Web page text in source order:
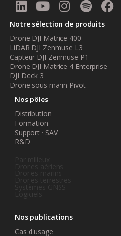
Notre sélection de produits
Drone DJI Matrice 400
LiDAR DJI Zenmuse L3
Capteur DJI Zenmuse P1
Drone DJI Matrice 4 Enterprise
DJI Dock 3
Drone sous marin Pivot
Nos pôles
Distribution
Formation
Support · SAV
R&D
Drones aériens
Drones marins
Drones terrestres
Systèmes GNSS
Logiciels
Nos publications
Cas d'usage